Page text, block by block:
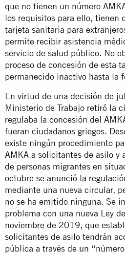
que no tienen un número
los requisitos para ello, tienen
tarjeta sanitaria para
permite recibir asistencia
servicio de salud público. No
proceso de concesión de esta
permanecido inactivo hasta la
En virtud de una decisión de
Ministerio de Trabajo retiró la
regulaba la concesión del
fueran ciudadanos griegos.
existe ningún procedimiento
AMKA a solicitantes de asilo y
de personas migrantes en
octubre se anunció la
mediante una nueva circular,
no se ha emitido ninguna. Se
problema con una nueva Ley
noviembre de 2019, que
solicitantes de asilo tendrán
pública a través de un